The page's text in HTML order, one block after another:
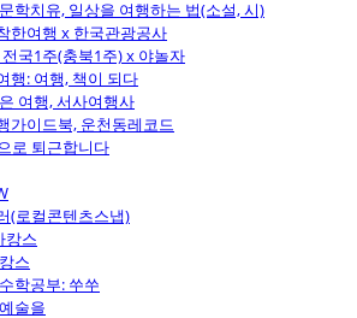
학치유, 일상을 여행하는 법(소설, 시)
한여행 x 한국관광공사
국1주(충북1주) x 야놀자
행: 여행, 책이 되다
여행, 서사여행사
가이드북, 운천동레코드
로 퇴근합니다
(로컬콘텐츠스냅)
캉스
스
학공부: 쑤쑤
술을